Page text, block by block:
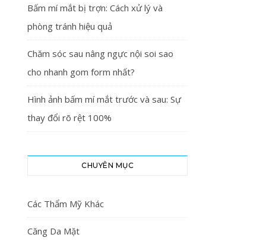
Bấm mí mắt bị trợn: Cách xử lý và
phòng tránh hiệu quả
Chăm sóc sau nâng ngực nội soi sao
cho nhanh gom form nhất?
Hình ảnh bấm mí mắt trước và sau: Sự
thay đổi rõ rệt 100%
CHUYÊN MỤC
Các Thẩm Mỹ Khác
Căng Da Mặt